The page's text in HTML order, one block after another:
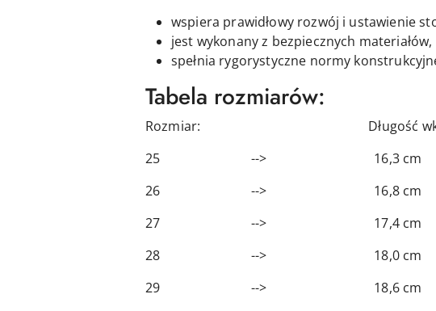
wspiera prawidłowy rozwój i ustawienie
jest wykonany z bezpiecznych materiałów,
spełnia rygorystyczne normy
Tabela rozmiarów:
Rozmiar: Długość
25 --> 16,3 cm
26 --> 16,8 cm
27 --> 17,4 cm
28 --> 18,0 cm
29 --> 18,6 cm